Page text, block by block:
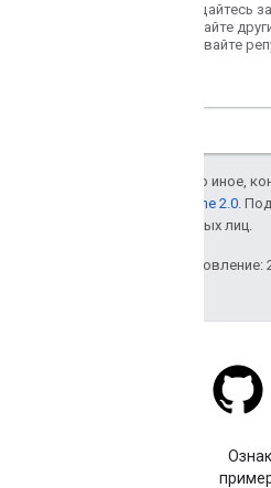
Обращайтесь
помогайте
создавайте
Если не указано иное,
лицензии Apache 2.0.
аффилированных лиц.
Последнее обновление: